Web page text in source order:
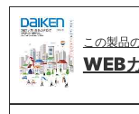
この製品
WEB